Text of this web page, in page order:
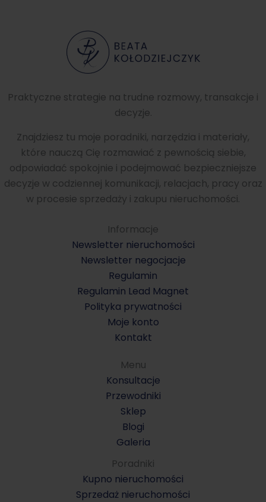
Praktyczne strategie na trudne rozmowy, transakcje i
decyzje.
Znajdziesz tu moje poradniki, narzędzia i materiały,
które nauczą Cię rozmawiać z pewnością siebie,
odpowiadać spokojnie i podejmować bezpieczniejsze
decyzje w codziennej komunikacji, relacjach, pracy oraz
w procesie sprzedaży i zakupu nieruchomości.
Informacje
Newsletter nieruchomości
Newsletter negocjacje
Regulamin
Regulamin Lead Magnet
Polityka prywatności
Moje konto
Kontakt
Menu
Konsultacje
Przewodniki
Sklep
Blogi
Galeria
Poradniki
Kupno nieruchomości
Sprzedaż nieruchomości